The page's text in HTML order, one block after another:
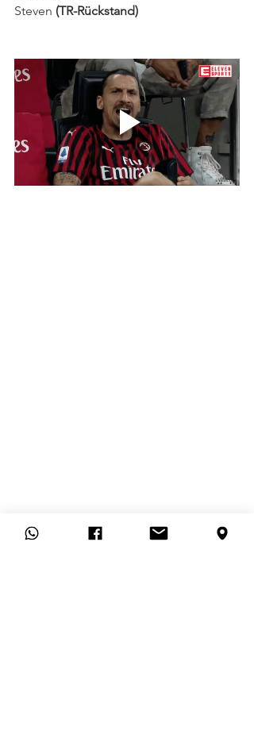
Steven (TR-Rückstand)